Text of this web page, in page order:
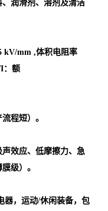
、润滑剂、溶剂及清洁
kV/mm ,体积电阻率
：额
程短）。
效应、低摩擦力、急
级）。
器，运动/休闲装备，包